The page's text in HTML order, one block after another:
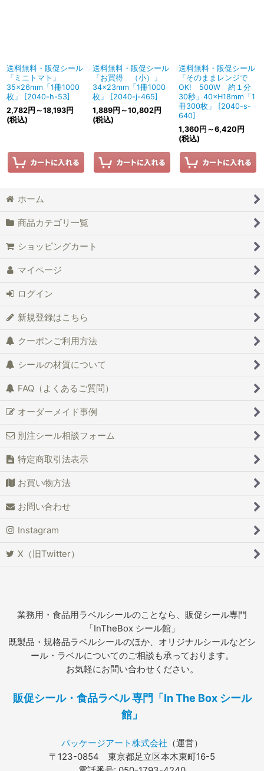
送料無料・販促シール
「ミニトマト」
35×26mm「1冊1000
枚」
[2040-h-53]
2,782円 ～18,193円
(税込)
送料無料・販促シール
「お買得 （小）」
34×23mm「1冊1000
枚」
[2040-j-465]
1,889円 ～10,802円
(税込)
送料無料・販促シール
「そのままレンジで
OK! 500W 約１分
30秒」40×H18mm「1
冊300枚」
[2040-s-
640]
1,360 円 ～6,420 円
(税込)
ホーム
商品カテゴリ一覧
ショッピングカート
マイページ
ログイン
新規登録はこちら
クーポンご利用方法
シールの材質について
FAQ（よくあるご質問）
オーダーメイド事例
別注シール相談フォーム
特定商取引法表示
お買い物方法
お問い合わせ
Instagram
X（旧Twitter）
業務用・食品用ラベルシールのことなら、販促シール専門
「InTheBox シール館」
既製品・規格品ラベルシールのほか、オリジナルシールなどシ
ール・ラベルについてのご相談も承っております。
お気軽にお問い合わせください。
販促シール・食品ラベル 専門「In The Box シール
館」
パッケージアート株式会社 （運営）
〒123-0854 東京都足立区本木東町16-5